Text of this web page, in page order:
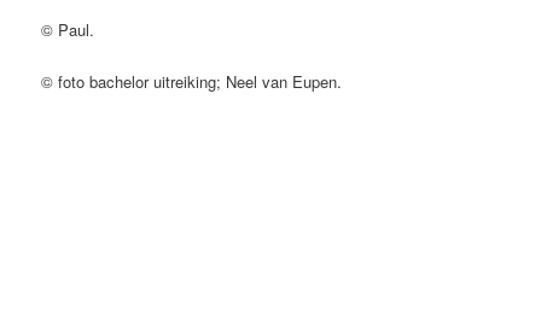
© Paul.
© foto bachelor uitreiking; Neel van Eupen.